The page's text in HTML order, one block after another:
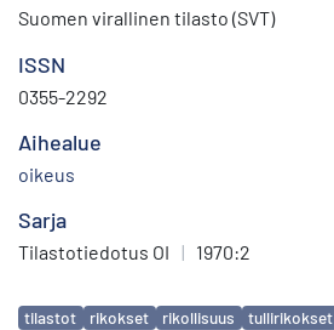
Suomen virallinen tilasto (SVT)
ISSN
0355-2292
Aihealue
oikeus
Sarja
Tilastotiedotus OI | 1970:2
Avainsanat
tilastot rikokset rikollisuus tullirikokset